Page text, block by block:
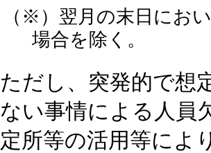
（※）翌月の末日にお
場合を除く。
ただし、突発的で想
ない事情による人員
定所等の活用等によ